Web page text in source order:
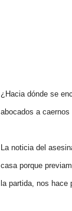
¿Hacia dónde se
abocados a
La noticia del
casa porque
la partida, nos hace